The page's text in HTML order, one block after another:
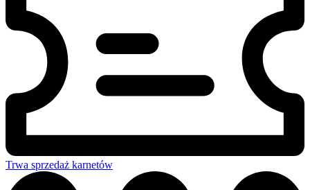
Trwa sprzedaż karnetów